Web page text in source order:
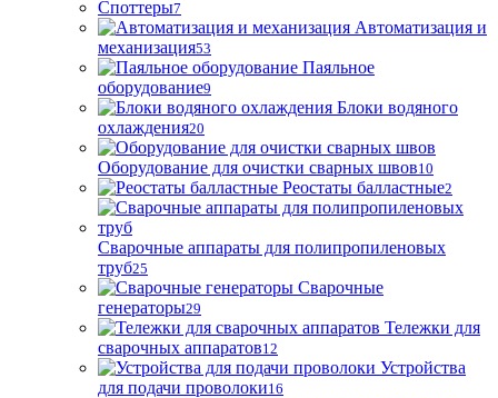
Споттеры7
Автоматизация и
механизация53
Паяльное
оборудование9
Блоки водяного
охлаждения20
Оборудование для очистки сварных швов10
Реостаты балластные2
Сварочные аппараты для полипропиленовых
труб25
Сварочные
генераторы29
Тележки для
сварочных аппаратов12
Устройства
для подачи проволоки16